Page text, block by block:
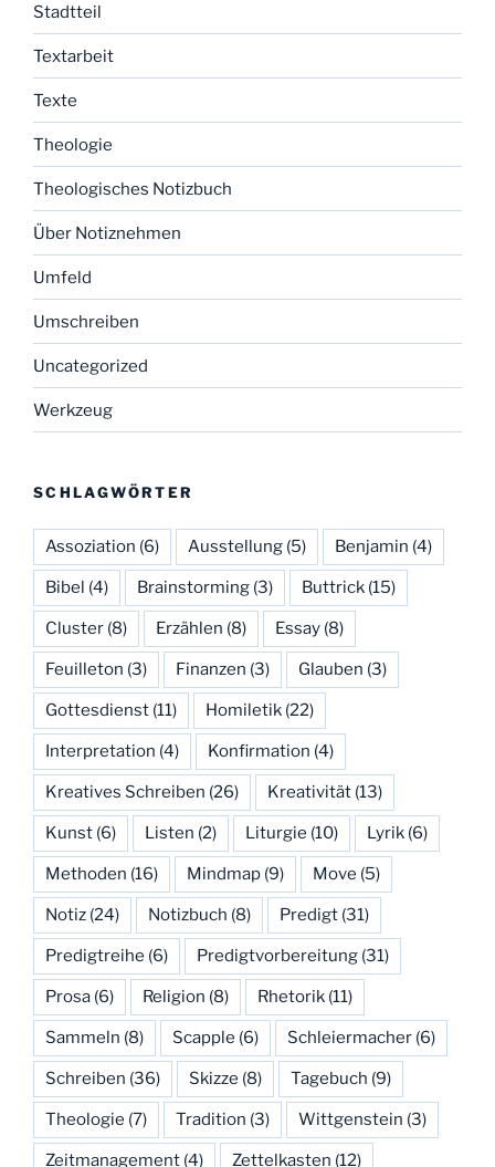
Stadtteil
Textarbeit
Texte
Theologie
Theologisches Notizbuch
Über Notiznehmen
Umfeld
Umschreiben
Uncategorized
Werkzeug
SCHLAGWÖRTER
Assoziation (6) Ausstellung (5) Benjamin (4)
Bibel (4) Brainstorming (3) Buttrick (15)
Cluster (8) Erzählen (8) Essay (8)
Feuilleton (3) Finanzen (3) Glauben (3)
Gottesdienst (11) Homiletik (22)
Interpretation (4) Konfirmation (4)
Kreatives Schreiben (26) Kreativität (13)
Kunst (6) Listen (2) Liturgie (10) Lyrik (6)
Methoden (16) Mindmap (9) Move (5)
Notiz (24) Notizbuch (8) Predigt (31)
Predigtreihe (6) Predigtvorbereitung (31)
Prosa (6) Religion (8) Rhetorik (11)
Sammeln (8) Scapple (6) Schleiermacher (6)
Schreiben (36) Skizze (8) Tagebuch (9)
Theologie (7) Tradition (3) Wittgenstein (3)
Zeitmanagement (4) Zettelkasten (12)